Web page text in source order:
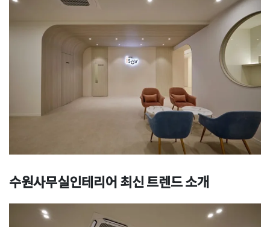
수원사무실인테리어 최신 트렌드 소개